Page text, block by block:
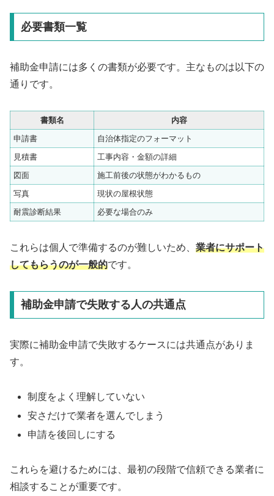
必要書類一覧
補助金申請には多くの書類が必要です。主なものは以下の
通りです。
書類名
内容
申請書
自治体指定のフォーマット
見積書
工事内容・金額の詳細
図面
施工前後の状態がわかるもの
写真
現状の屋根状態
耐震診断結果
必要な場合のみ
これらは個人で準備するのが難しいため、 業者にサポート
してもらうのが一般的です。
補助金申請で失敗する人の共通点
実際に補助金申請で失敗するケースには共通点がありま
す。
制度をよく理解していない
安さだけで業者を選んでしまう
申請を後回しにする
これらを避けるためには、最初の段階で信頼できる業者に
相談することが重要です。